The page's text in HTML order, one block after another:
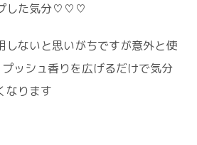
した気分♡♡♡
しないと思いがちですが意外と使
ッシュ香りを広げるだけで気分
なります